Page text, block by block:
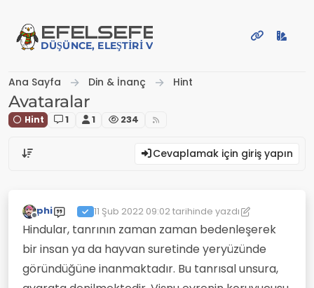
EFELSEFE
DÜŞÜNCE, ELEŞTIRI VE PAYLAŞIM PLATFORMU
Ana Sayfa Din & İnanç Hint
Avataralar
Hint 1 1 234
Cevaplamak için giriş yapın
Çevrimdışı
phi 11 Şub 2022 09:02tarihinde yazdı
Son düzenleyen: phi2 Kas 2022 09:02
Hindular, tanrının zaman zaman bedenleşerek
bir insan ya da hayvan suretinde yeryüzünde
göründüğüne inanmaktadır. Bu tanrısal unsura,